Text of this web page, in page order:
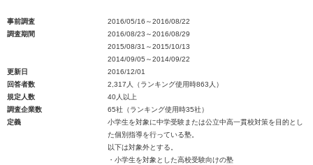
事前調査
2016/05/16～2016/08/22
調査期間
2016/08/23～2016/08/29
2015/08/31～2015/10/13
2014/09/05～2014/09/22
更新日
2016/12/01
回答者数
2,317人（ランキング使用時863人）
規定人数
40人以上
調査企業数
65社（ランキング使用時35社）
定義
小学生を対象に中学受験または公立中高一貫校対策を目的とし
た個別指導を行っている塾。
以下は対象外とする。
・小学生を対象とした高校受験向けの塾